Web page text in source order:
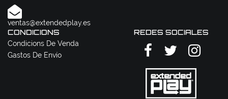
ventas@extendedplay.es
CONDICIONS
Condicions De Venda
Gastos De Envío
REDES SOCIALES